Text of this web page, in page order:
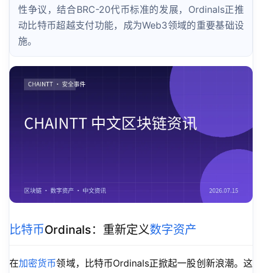
性争议，结合BRC-20代币标准的发展，Ordinals正推
动比特币超越支付功能，成为Web3领域的重要基础设
施。
比特币Ordinals：重新定义数字资产
在加密货币领域，比特币Ordinals正掀起一股创新浪潮。这